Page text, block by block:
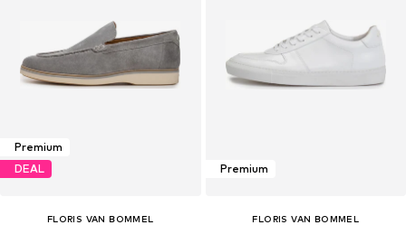
Premium
DEAL
FLORIS VAN BOMMEL
Premium
FLORIS VAN BOMMEL